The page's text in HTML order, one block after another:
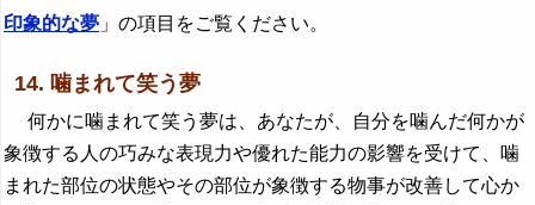
印象的な夢 」の項目をご覧ください。
14. 噛まれて笑う夢
何かに噛まれて笑う夢は、あなたが、自分を噛んだ何かが
象徴する人の巧みな表現力や優れた能力の影響を受けて、噛
まれた部位の状態やその部位が象徴する物事が改善して心か